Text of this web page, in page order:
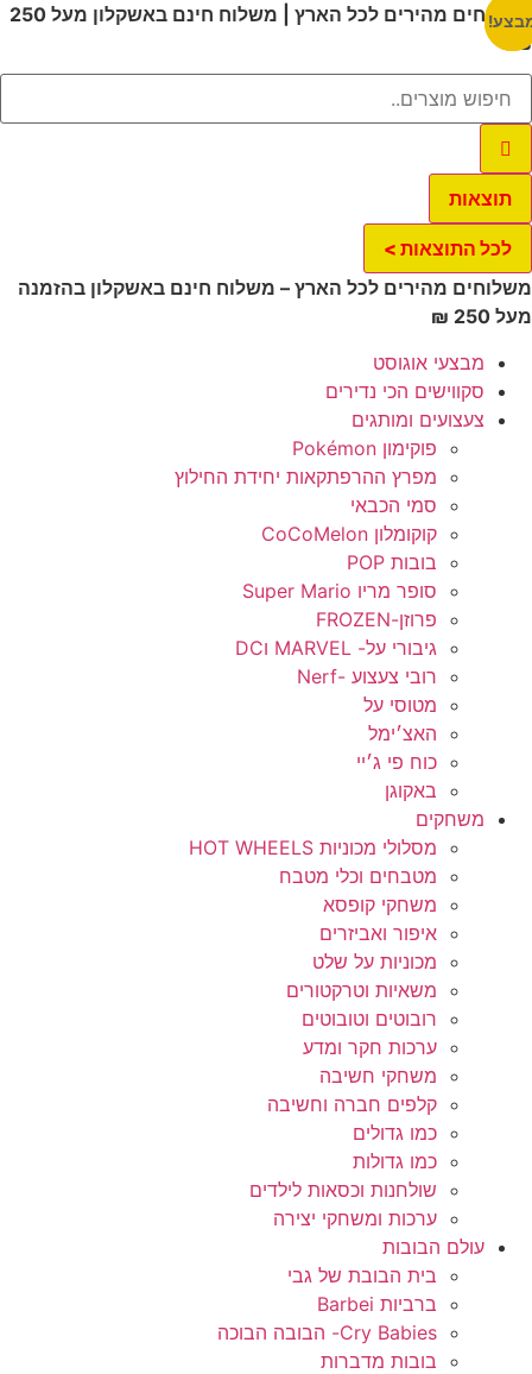
משלוחים מהירים לכל הארץ | משלוח חינם באשקלון מעל 250
תוצאות
לכל התוצאות >
מהירים לכל הארץ – משלוח חינם באשקלון בהזמנה
250 ₪
מבצעי אוגוסט
סקווישים הכי נדירים
צעצועים ומותגים
פוקימון Pokémon
מפרץ ההרפתקאות יחידת החילוץ
סמי הכבאי
קוקומלון CoCoMelon
בובות POP
סופר מריו Super Mario
פרוזן-FROZEN
גיבורי על- MARVEL וDC
רובי צעצוע -Nerf
מטוסי על
האצ׳ימל
כוח פי ג׳יי
באקוגן
משחקים
מסלולי מכוניות HOT WHEELS
מטבחים וכלי מטבח
משחקי קופסא
איפור ואביזרים
מכוניות על שלט
משאיות וטרקטורים
רובוטים וטובוטים
ערכות חקר ומדע
משחקי חשיבה
קלפים חברה וחשיבה
כמו גדולים
כמו גדולות
שולחנות וכסאות לילדים
ערכות ומשחקי יצירה
עולם הבובות
בית הבובת של גבי
ברביות Barbei
Cry Babies- הבובה הבוכה
בובות מדברות